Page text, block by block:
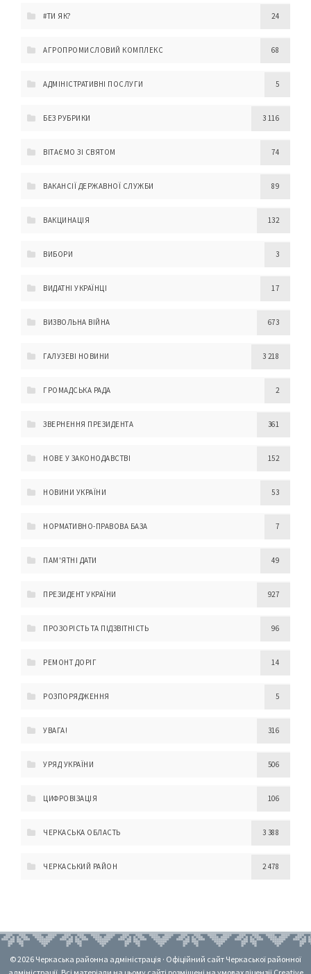
#ТИ ЯК? 24
АГРОПРОМИСЛОВИЙ КОМПЛЕКС 68
АДМІНІСТРАТИВНІ ПОСЛУГИ 5
БЕЗ РУБРИКИ 3 116
ВІТАЄМО ЗІ СВЯТОМ 74
ВАКАНСІЇ ДЕРЖАВНОЇ СЛУЖБИ 89
ВАКЦИНАЦІЯ 132
ВИБОРИ 3
ВИДАТНІ УКРАЇНЦІ 17
ВИЗВОЛЬНА ВІЙНА 673
ГАЛУЗЕВІ НОВИНИ 3 218
ГРОМАДСЬКА РАДА 2
ЗВЕРНЕННЯ ПРЕЗИДЕНТА 361
НОВЕ У ЗАКОНОДАВСТВІ 152
НОВИНИ УКРАЇНИ 53
НОРМАТИВНО-ПРАВОВА БАЗА 7
ПАМ'ЯТНІ ДАТИ 49
ПРЕЗИДЕНТ УКРАЇНИ 927
ПРОЗОРІСТЬ ТА ПІДЗВІТНІСТЬ 96
РЕМОНТ ДОРІГ 14
РОЗПОРЯДЖЕННЯ 5
УВАГА! 316
УРЯД УКРАЇНИ 506
ЦИФРОВІЗАЦІЯ 106
ЧЕРКАСЬКА ОБЛАСТЬ 3 388
ЧЕРКАСЬКИЙ РАЙОН 2 478
© 2026 Черкаська районна адміністрація · Офіційний сайт Черкаської районної